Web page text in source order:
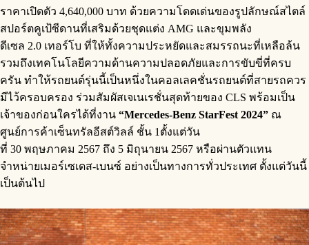
ราคาเปิดตัว 4,640,000 บาท ด้วยความโดดเด่นของรูปลักษณ์สไตล์
สปอร์ตคูเป้ซีดานที่เสริมด้วยชุดแต่ง AMG และขุมพลัง
ดีเซล 2.0 เทอร์โบ ที่ให้ทั้งความประหยัดและสมรรถนะที่เหลือล้น
รวมถึงเทคโนโลยีความด้านความปลอดภัยและการขับขี่ที่ครบ
ครัน ทำให้รถยนต์รุ่นนี้เป็นหนึ่งในคอลเลคชั่นรถยนต์ที่สายรถควร
มีไว้ครอบครอง ร่วมสัมผัสเจเนเรชั่นสุดท้ายของ CLS พร้อมเป็น
เจ้าของก่อนใครได้ที่งาน “Mercedes-Benz StarFest 2024” ณ
ศูนย์การค้าเซ็นทรัลอีสต์วิลล์ ชั้น 1ตั้งแต่วัน
ที่ 30 พฤษภาคม 2567 ถึง 5 มิถุนายน 2567 หรือผ่านตัวแทน
จำหน่ายเมอร์เซเดส-เบนซ์ อย่างเป็นทางการทั่วประเทศ ตั้งแต่วันนี้
เป็นต้นไป